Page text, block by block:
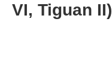
VI, Tiguan II)